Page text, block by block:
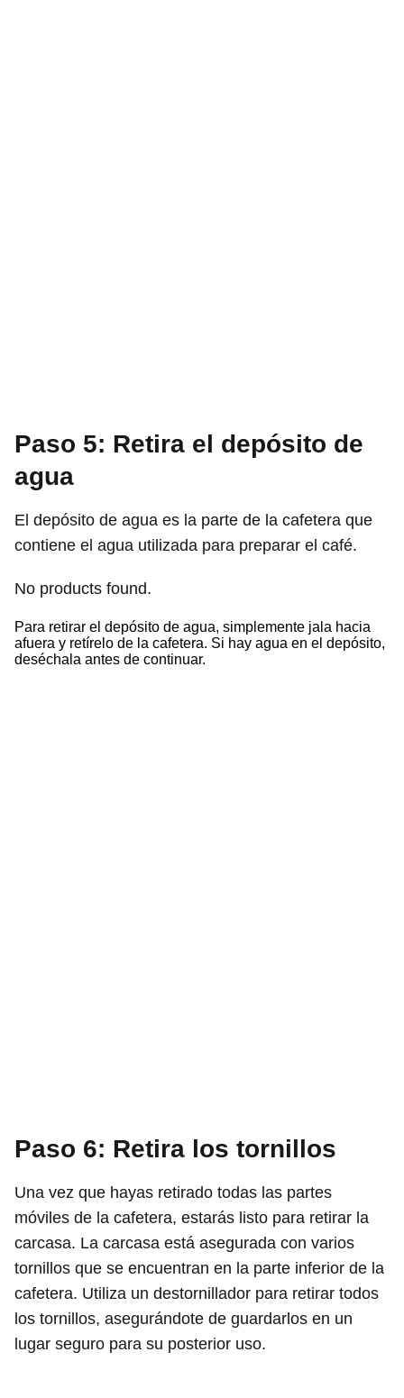
Paso 5: Retira el depósito de
agua
El depósito de agua es la parte de la cafetera que
contiene el agua utilizada para preparar el café.
No products found.
Para retirar el depósito de agua, simplemente jala hacia
afuera y retírelo de la cafetera. Si hay agua en el depósito,
deséchala antes de continuar.
Paso 6: Retira los tornillos
Una vez que hayas retirado todas las partes
móviles de la cafetera, estarás listo para retirar la
carcasa. La carcasa está asegurada con varios
tornillos que se encuentran en la parte inferior de la
cafetera. Utiliza un destornillador para retirar todos
los tornillos, asegurándote de guardarlos en un
lugar seguro para su posterior uso.